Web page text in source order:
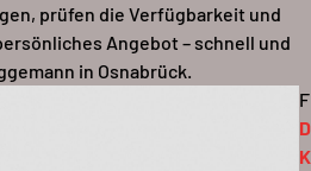
prüfen die Verfügbarkeit und
Angebot – schnell und
in Osnabrück.